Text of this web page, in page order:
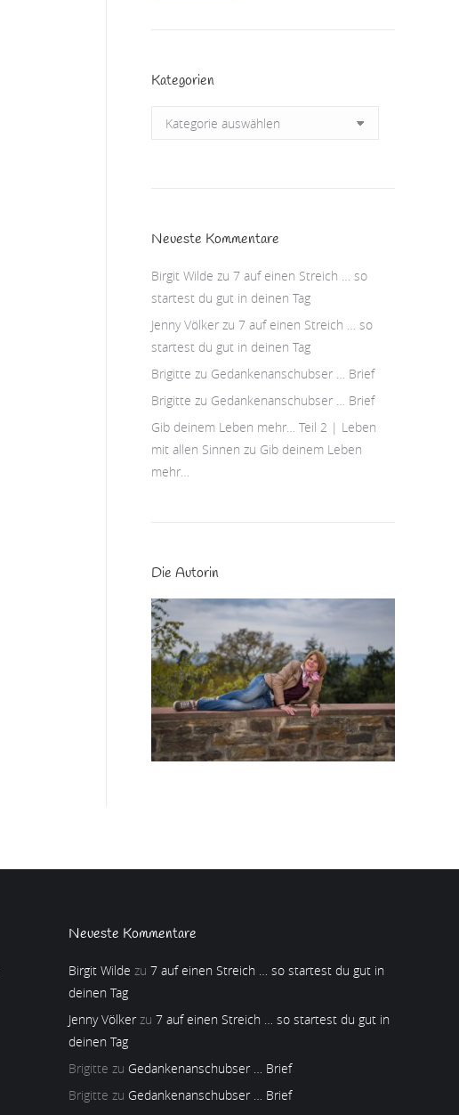
Kategorien
Kategorien
Neueste Kommentare
Birgit Wilde zu 7 auf einen Streich … so
startest du gut in deinen Tag
Jenny Völker zu 7 auf einen Streich … so
startest du gut in deinen Tag
Brigitte zu Gedankenanschubser … Brief
Brigitte zu Gedankenanschubser … Brief
Gib deinem Leben mehr… Teil 2 | Leben
mit allen Sinnen zu Gib deinem Leben
mehr…
Die Autorin
Neueste Kommentare
Birgit Wilde zu7 auf einen Streich … so startest du gut in
deinen Tag
Jenny Völkerzu7 auf einen Streich … so startest du gut in
deinen Tag
Brigitte zu Gedankenanschubser … Brief
Brigitte zu Gedankenanschubser … Brief